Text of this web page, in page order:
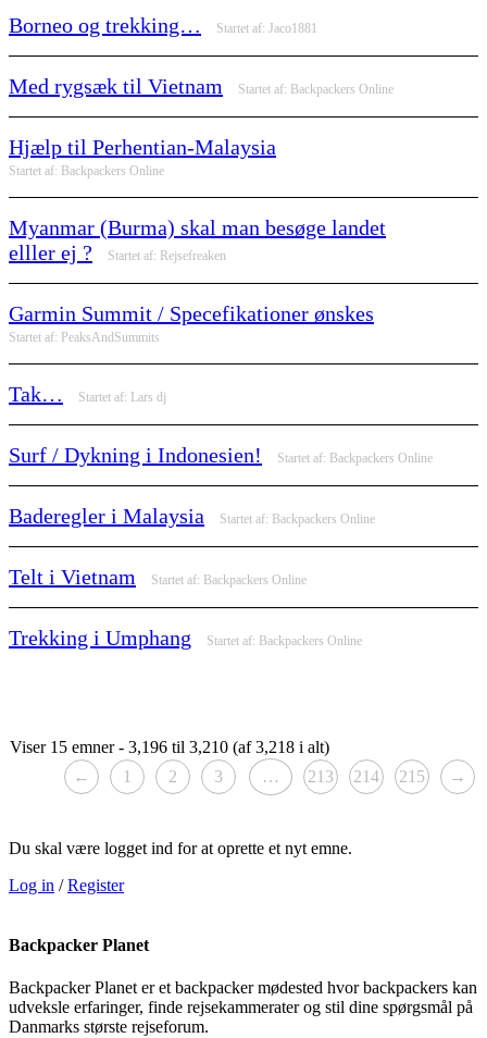
Borneo og trekking… Startet af: Jaco1881
Med rygsæk til Vietnam Startet af: Backpackers Online
Hjælp til Perhentian-Malaysia
Startet af: Backpackers Online
Myanmar (Burma) skal man besøge landet
elller ej ?
Startet af: Rejsefreaken
Garmin Summit / Specefikationer ønskes
Startet af: PeaksAndSummits
Tak… Startet af: Lars dj
Surf / Dykning i Indonesien! Startet af: Backpackers Online
Baderegler i Malaysia Startet af: Backpackers Online
Telt i Vietnam Startet af: Backpackers Online
Trekking i Umphang Startet af: Backpackers Online
Viser 15 emner - 3,196 til 3,210 (af 3,218 i alt)
←
1 2 3 … 213 214 215 →
Du skal være logget ind for at oprette et nyt emne.
Log in /Register
Backpacker Planet
Backpacker Planet er et backpacker mødested hvor backpackers kan
udveksle erfaringer, finde rejsekammerater og stil dine spørgsmål på
Danmarks største rejseforum.